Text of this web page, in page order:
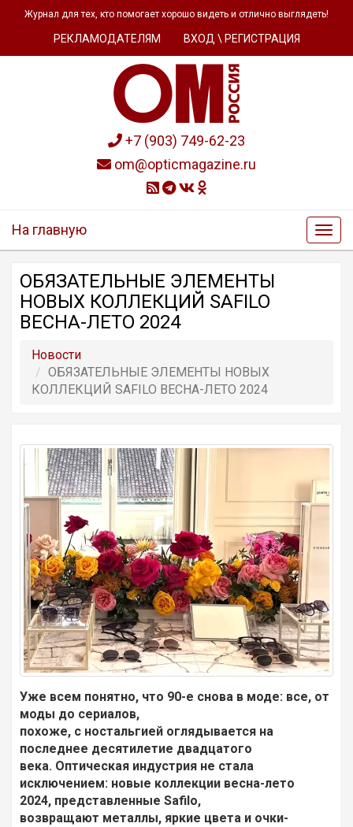
Журнал для тех, кто помогает хорошо видеть и отлично выглядеть!
РЕКЛАМОДАТЕЛЯМ ВХОД \ РЕГИСТРАЦИЯ
+7 (903) 749-62-23
om@opticmagazine.ru
На главную
ОБЯЗАТЕЛЬНЫЕ ЭЛЕМЕНТЫ
НОВЫХ КОЛЛЕКЦИЙ SAFILO
ВЕСНА-ЛЕТО 2024
Новости
ОБЯЗАТЕЛЬНЫЕ ЭЛЕМЕНТЫ НОВЫХ
КОЛЛЕКЦИЙ SAFILO ВЕСНА-ЛЕТО 2024
Уже всем понятно, что 90-е снова в моде: все, от
моды до сериалов,
похоже, с ностальгией оглядывается на
последнее десятилетие двадцатого
века. Оптическая индустрия не стала
исключением: новые коллекции весна-лето
2024, представленные Safilo,
возвращают металлы, яркие цвета и очки-